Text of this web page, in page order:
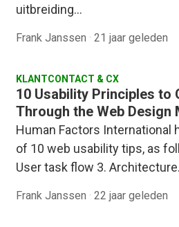
uitbreiding…
Frank Janssen · 21 jaar geleden
KLANTCONTACT & CX
10 Usability Principles to
Through the Web Design
Human Factors International
of 10 web usability tips, as
User task flow 3.
Frank Janssen · 22 jaar geleden